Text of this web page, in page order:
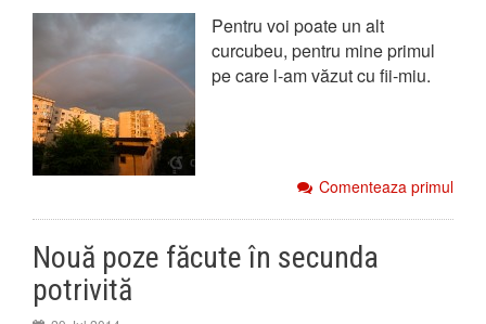
Pentru voi poate un alt
curcubeu, pentru mine primul
pe care l-am văzut cu fii-miu.
Comenteaza primul
Nouă poze făcute în secunda
potrivită